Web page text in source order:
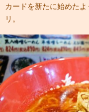
カードを新たに始めた
リ。